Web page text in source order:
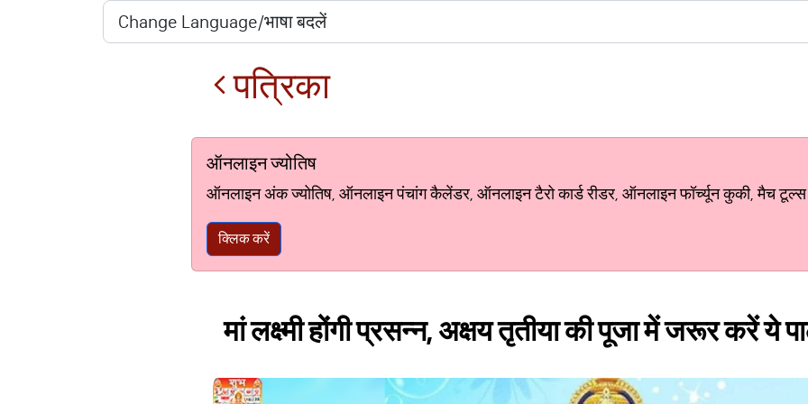
पत्रिका
ऑनलाइन ज्योतिष
ऑनलाइन अंक ज्योतिष, ऑनलाइन पंचांग कैलेंडर, ऑनलाइन टैरो कार्ड रीडर, ऑनलाइन फॉर्च्यून कुकी, मैच टूल्स
क्लिक करें
मां लक्ष्मी होंगी प्रसन्न, अक्षय तृतीया की पूजा में जरूर करें ये